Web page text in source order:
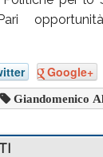
Google+
Giandomenico